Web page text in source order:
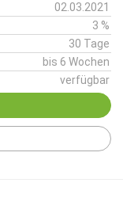
02.03.2021
3 %
30 Tage
bis 6 Wochen
verfügbar